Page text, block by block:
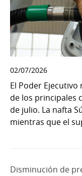
02/07/2026
El Poder
de los principales
de julio. La nafta
mientras que el
Disminución de